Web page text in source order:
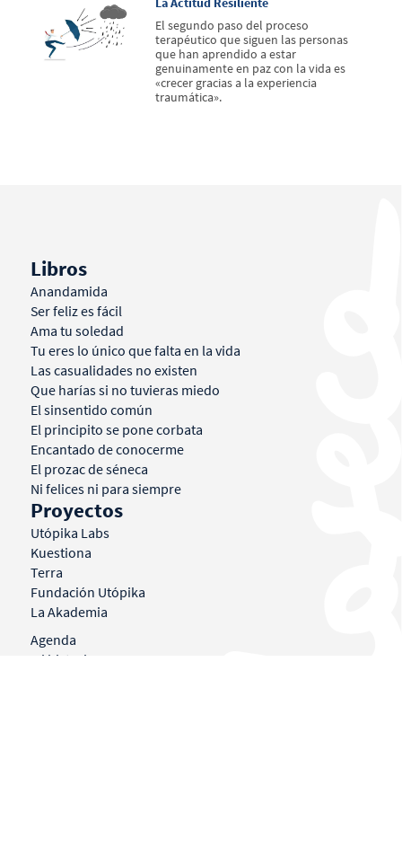
El segundo paso del proceso
terapéutico que siguen las personas
que han aprendido a estar
genuinamente en paz con la vida es
«crecer gracias a la experiencia
traumática».
Libros
Anandamida
Ser feliz es fácil
Ama tu soledad
Tu eres lo único que falta en la vida
Las casualidades no existen
Que harías si no tuvieras miedo
El sinsentido común
El principito se pone corbata
Encantado de conocerme
El prozac de séneca
Ni felices ni para siempre
Proyectos
Utópika Labs
Kuestiona
Terra
Fundación Utópika
La Akademia
Agenda
Mi historia